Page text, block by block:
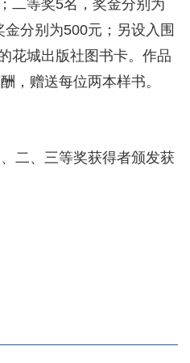
二等奖5名，奖金分别为
分别为500元；另设入围
花城出版社图书卡。作品
，赠送每位两本样书。
二、三等奖获得者颁发获